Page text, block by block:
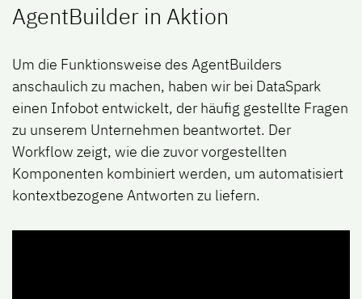
AgentBuilder in Aktion
Um die Funktionsweise des AgentBuilders
anschaulich zu machen, haben wir bei DataSpark
einen Infobot entwickelt, der häufig gestellte Fragen
zu unserem Unternehmen beantwortet. Der
Workflow zeigt, wie die zuvor vorgestellten
Komponenten kombiniert werden, um automatisiert
kontextbezogene Antworten zu liefern.